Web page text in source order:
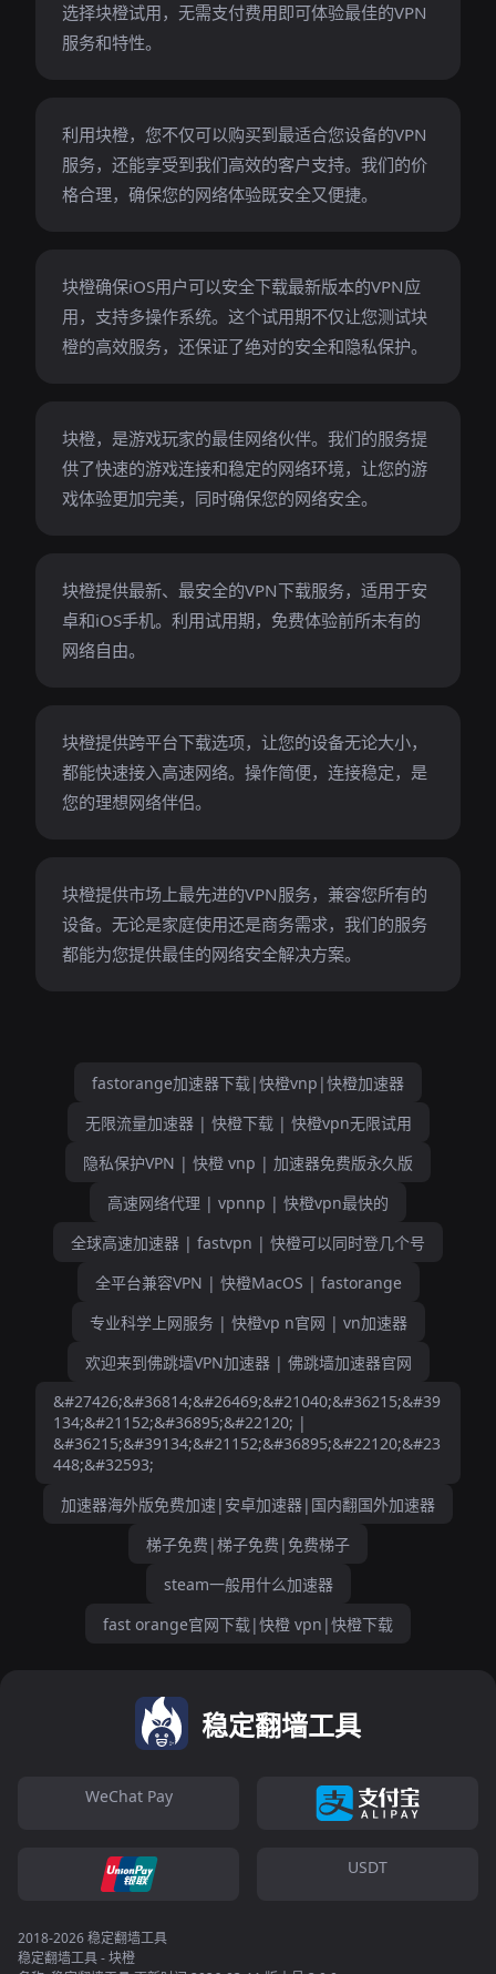
选择块橙试用，无需支付费用即可体验最佳的VPN
服务和特性。
利用块橙，您不仅可以购买到最适合您设备的VPN
服务，还能享受到我们高效的客户支持。我们的价
格合理，确保您的网络体验既安全又便捷。
块橙确保iOS用户可以安全下载最新版本的VPN应
用，支持多操作系统。这个试用期不仅让您测试块
橙的高效服务，还保证了绝对的安全和隐私保护。
块橙，是游戏玩家的最佳网络伙伴。我们的服务提
供了快速的游戏连接和稳定的网络环境，让您的游
戏体验更加完美，同时确保您的网络安全。
块橙提供最新、最安全的VPN下载服务，适用于安
卓和iOS手机。利用试用期，免费体验前所未有的
网络自由。
块橙提供跨平台下载选项，让您的设备无论大小，
都能快速接入高速网络。操作简便，连接稳定，是
您的理想网络伴侣。
块橙提供市场上最先进的VPN服务，兼容您所有的
设备。无论是家庭使用还是商务需求，我们的服务
都能为您提供最佳的网络安全解决方案。
fastorange加速器下载|快橙vnp|快橙加速器
无限流量加速器 | 快橙下载 | 快橙vpn无限试用
隐私保护VPN | 快橙 vnp | 加速器免费版永久版
高速网络代理 | vpnnp | 快橙vpn最快的
全球高速加速器 | fastvpn | 快橙可以同时登几个号
全平台兼容VPN | 快橙MacOS | fastorange
专业科学上网服务 | 快橙vp n官网 | vn加速器
欢迎来到佛跳墙VPN加速器 | 佛跳墙加速器官网
&#27426;&#36814;&#26469;&#21040;&#36215;&#39
134;&#21152;&#36895;&#22120; |
&#36215;&#39134;&#21152;&#36895;&#22120;&#23
448;&#32593;
加速器海外版免费加速|安卓加速器|国内翻国外加速器
梯子免费|梯子免费|免费梯子
steam一般用什么加速器
fast orange官网下载|快橙 vpn|快橙下载
稳定翻墙工具
WeChat Pay
USDT
2018-2026 稳定翻墙工具
稳定翻墙工具 - 块橙